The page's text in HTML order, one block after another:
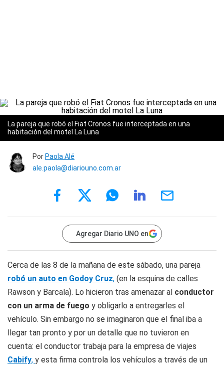
La pareja que robó el Fiat Cronos fue interceptada en una
habitación del motel La Luna
Por Paola Alé
ale.paola@diariouno.com.ar
Agregar Diario UNO en
Cerca de las 8 de la mañana de este sábado, una pareja
robó un auto en Godoy Cruz, (en la esquina de calles
Rawson y Barcala). Lo hicieron tras amenazar al conductor
con un arma de fuego y obligarlo a entregarles el
vehículo. Sin embargo no se imaginaron que el final iba a
llegar tan pronto y por un detalle que no tuvieron en
cuenta: el conductor trabaja para la empresa de viajes
Cabify, y esta firma controla los vehículos a través de un